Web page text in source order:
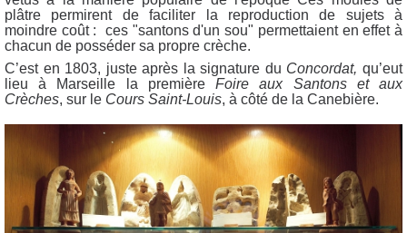
plâtre permirent de faciliter la reproduction de sujets à
moindre coût : ces "santons d'un sou" permettaient en effet à
chacun de posséder sa propre crèche.
C’est en 1803, juste après la signature du Concordat, qu’eut
lieu à Marseille la premièreFoire aux Santons et aux
Crèches, sur le Cours Saint-Louis, à côté de la Canebière.